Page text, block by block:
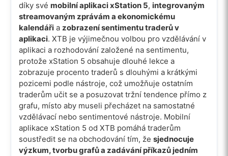
díky své mobilní aplikaci xStation 5, integrovaným
streamovaným zprávám a ekonomickému
kalendářia zobrazení sentimentu traderů v
aplikaci. XTB je výjimečnou volbou pro vzdělávání v
aplikaci a rozhodování založené na sentimentu,
protože xStation 5 obsahuje dlouhé lekce a
zobrazuje procento traderů s dlouhými a krátkými
pozicemi podle nástroje, což umožňuje ostatním
traderům učit se a posuzovat tržní tendence přímo z
grafu, místo aby museli přecházet na samostatné
vzdělávací nebo sentimentové nástroje. Mobilní
aplikace xStation 5 od XTB pomáhá traderům
soustředit se na obchodování tím, že sjednocuje
výzkum, tvorbu grafů a zadávání příkazů jedním